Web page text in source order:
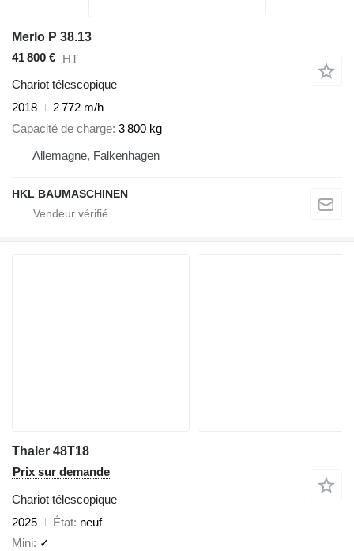
Merlo P 38.13
41 800 € HT
Chariot télescopique
2018
2 772 m/h
Capacité de charge 3 800 kg
Allemagne, Falkenhagen
HKL BAUMASCHINEN
Thaler 48T18
Prix sur demande
Chariot télescopique
2025
État neuf
Mini ✓